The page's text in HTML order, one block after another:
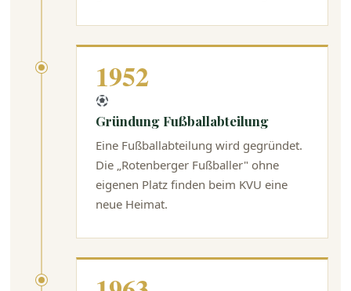
1952
Gründung Fußballabteilung
Eine Fußballabteilung wird gegründet.
Die „Rotenberger Fußballer" ohne
eigenen Platz finden beim KVU eine
neue Heimat.